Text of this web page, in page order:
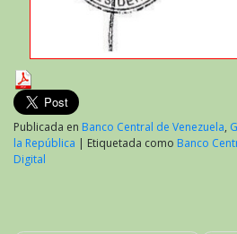
Publicada en Banco Central de Venezuela,
la República | Etiquetada como Banco
Digital